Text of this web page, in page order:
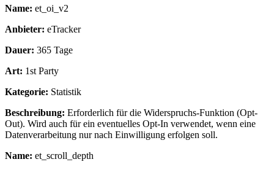
Name: et_oi_v2
Anbieter: eTracker
Dauer: 365 Tage
Art: 1st Party
Kategorie: Statistik
Beschreibung: Erforderlich für die Widerspruchs-Funktion (Opt-
Out). Wird auch für ein eventuelles Opt-In verwendet, wenn eine
Datenverarbeitung nur nach Einwilligung erfolgen soll.
Name: et_scroll_depth